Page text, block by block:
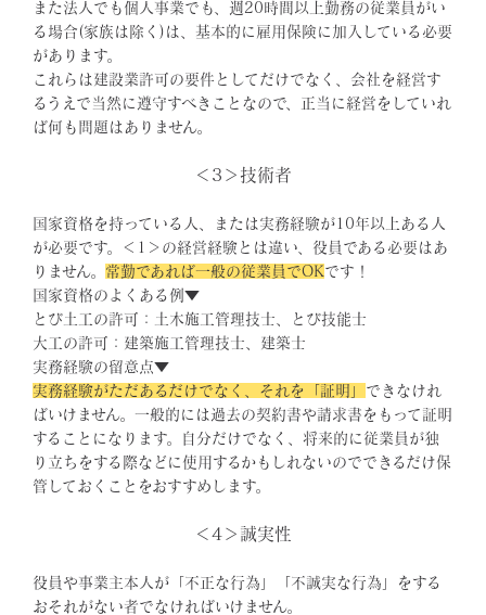
また法人でも個人事業でも、週20時間以上勤務の従業員がい
る場合(家族は除く)は、基本的に雇用保険に加入している必要
があります。
これらは建設業許可の要件としてだけでなく、会社を経営す
るうえで当然に遵守すべきことなので、正当に経営をしていれ
ば何も問題はありません。
＜3＞技術者
国家資格を持っている人、または実務経験が10年以上ある人
が必要です。＜1＞の経営経験とは違い、役員である必要はあ
りません。 常勤であれば一般の従業員でOKです！
国家資格のよくある例▼
とび土工の許可：土木施工管理技士、とび技能士
大工の許可：建築施工管理技士、建築士
実務経験の留意点▼
実務経験がただあるだけでなく、それを「証明」 できなけれ
ばいけません。一般的には過去の契約書や請求書をもって証明
することになります。自分だけでなく、将来的に従業員が独
り立ちをする際などに使用するかもしれないのでできるだけ保
管しておくことをおすすめします。
＜4＞誠実性
役員や事業主本人が「不正な行為」「不誠実な行為」をする
おそれがない者でなければいけません。